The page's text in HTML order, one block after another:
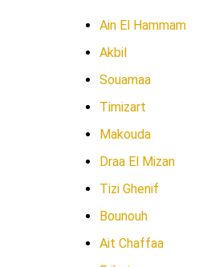
Ain El Hammam
Akbil
Souamaa
Timizart
Makouda
Draa El Mizan
Tizi Ghenif
Bounouh
Ait Chaffaa